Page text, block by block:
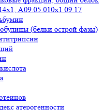
А09.05.010х1 09.17
(белки острой фазы)
атерогенности